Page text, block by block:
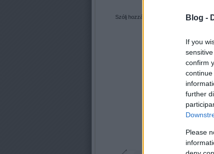
Blog -
If you
confirm
further
Please
Szólj hozzá!